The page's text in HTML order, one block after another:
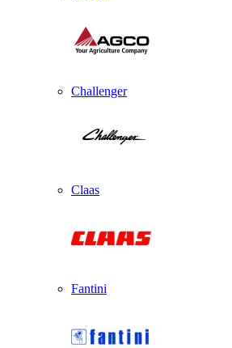
Challenger
Claas
Fantini